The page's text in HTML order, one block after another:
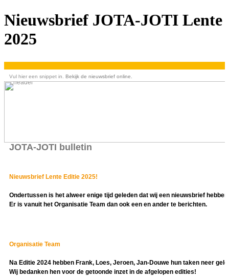
Nieuwsbrief JOTA-JOTI Lente
2025